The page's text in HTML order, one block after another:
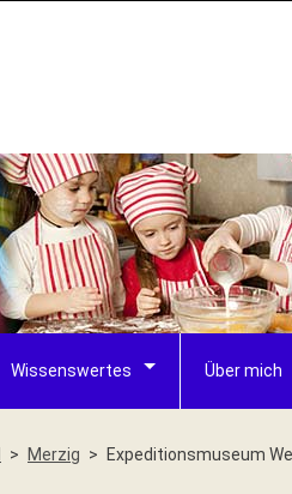
Wissenswertes Über mich
Merzig Expeditionsmuseum